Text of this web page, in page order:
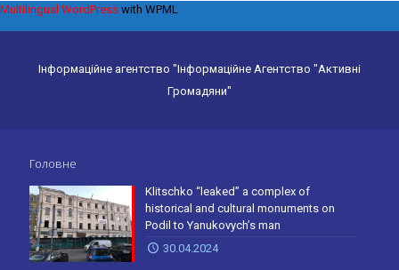
Інформаційне агентство "Інформаційне Агентство "Активні
Громадяни"
Головне
Klitschko “leaked” a complex of
historical and cultural monuments on
Podil to Yanukovych’s man
30.04.2024
Multilingual WordPress with WPML